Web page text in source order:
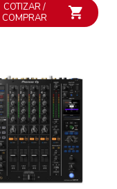
COTIZAR /
COMPRAR